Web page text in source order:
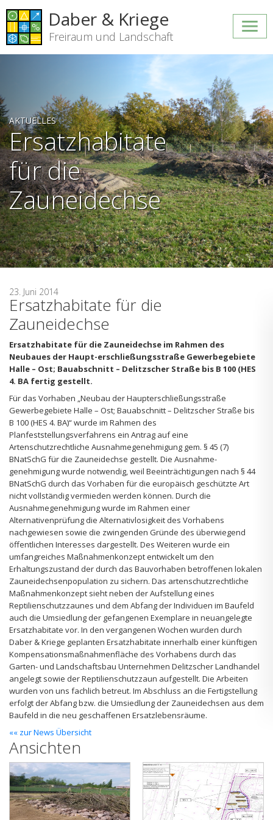
Daber & Kriege
Freiraum und Landschaft
AKTUELLES
Ersatzhabitate
für die
Zauneidechse
23. Juni 2014
Ersatzhabitate für die
Zauneidechse
Ersatzhabitate für die Zauneidechse im Rahmen des
Neubaues der Haupt-erschließungsstraße Gewerbegebiete
Halle – Ost; Bauabschnitt – Delitzscher Straße bis B 100 (HES
4. BA fertig gestellt.
Für das Vorhaben „Neubau der Haupterschließungsstraße
Gewerbegebiete Halle – Ost; Bauabschnitt – Delitzscher Straße bis
B 100 (HES 4. BA)“ wurde im Rahmen des
Planfeststellungsverfahrens ein Antrag auf eine
Artenschutzrechtliche Ausnahme­genehmigung gem. § 45 (7)
BNatSchG für die Zauneidechse gestellt. Die Ausnahme­
genehmigung wurde notwendig, weil Beeinträchtigungen nach § 44
BNatSchG durch das Vorhaben für die europäisch geschützte Art
nicht vollständig vermieden werden können. Durch die
Ausnahmegenehmigung wurde im Rahmen einer
Alternativenprüfung die Alternativlosigkeit des Vorhabens
nachgewiesen sowie die zwingenden Gründe des überwiegend
öffentlichen Interesses dargestellt. Des Weiteren wurde ein
umfangreiches Maßnahmenkonzept entwickelt um den
Erhaltungszustand der durch das Bauvorhaben betroffenen lokalen
Zauneidechsenpopulation zu sichern. Das artenschutzrechtliche
Maßnahmenkonzept sieht neben der Aufstellung eines
Reptilienschutzzaunes und dem Abfang der Individuen im Baufeld
auch die Umsiedlung der gefangenen Exemplare in neuangelegte
Ersatzhabitate vor. In den vergangenen Wochen wurden durch
Daber & Kriege geplanten Ersatzhabitate innerhalb einer künftigen
Kompensations­maßnahmenfläche des Vorhabens durch das
Garten- und Landschaftsbau Unternehmen Delitzscher Landhandel
angelegt sowie der Reptilienschutzzaun aufgestellt. Die Arbeiten
wurden von uns fachlich betreut. Im Abschluss an die Fertigstellung
erfolgt der Abfang bzw. die Umsiedlung der Zauneidechsen aus dem
Baufeld in die neu geschaffenen Ersatzlebensräume.
«« zur News Übersicht
Ansichten